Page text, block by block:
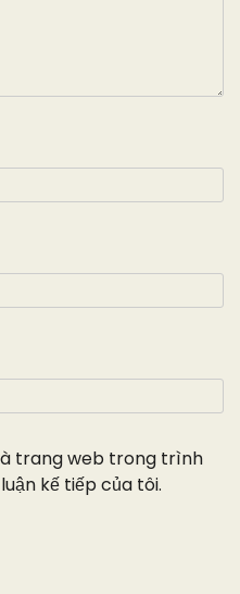
trang web trong trình
kế tiếp của tôi.